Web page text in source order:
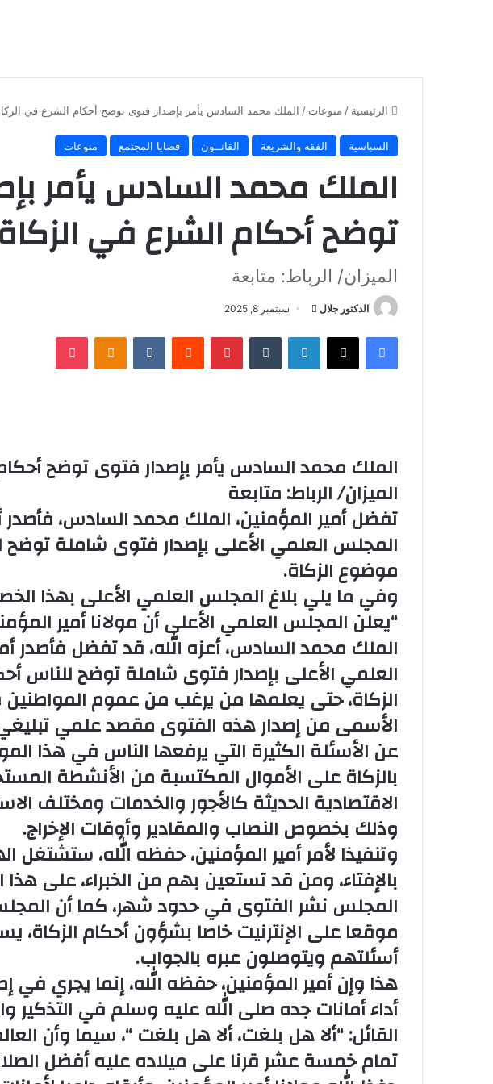
الرئيسية / منوعات / الملك محمد السادس يأمر بإصدار فتوى توضح أحكام الشرع في
السياسية الفقه والشريعة القانــون قضايا المجتمع منوعات
الملك محمد السادس يأمر
توضح أحكام الشرع في الزكاة
الميزان/ الرباط: متابعة
الدكتور جلال
أرسل
إلكترونيا
سبتمبر 8, 2025
فيسبوك X لينكدإن بينتيريست Odnoklassniki
بوكيت
الملك محمد السادس يأمر بإصدار فتوى توضح
الميزان/ الرباط: متابعة
تفضل أمير المؤمنين، الملك محمد السادس، فأصدر
المجلس العلمي الأعلى بإصدار فتوى شاملة
موضوع الزكاة.
وفي ما يلي بلاغ المجلس العلمي الأعلى بهذا
“يعلن المجلس العلمي الأعلى أن مولانا أمير
الملك محمد السادس، أعزه الله، قد تفضل فأصدر
العلمي الأعلى بإصدار فتوى شاملة توضح للناس
الزكاة، حتى يعلمها من يرغب من عموم
الأسمى من إصدار هذه الفتوى مقصد علمي
عن الأسئلة الكثيرة التي يرفعها الناس في هذا
بالزكاة على الأموال المكتسبة من الأنشطة
الاقتصادية الحديثة كالأجور والخدمات ومختلف
وذلك بخصوص النصاب والمقادير وأوقات الإخراج.
وتنفيذا لأمر أمير المؤمنين، حفظه الله، ستشتغل
بالإفتاء، ومن قد تستعين بهم من الخبراء، على
المجلس نشر الفتوى في حدود شهر، كما أن
موقعا على الإنترنيت خاصا بشؤون أحكام الزكاة،
أسئلتهم ويتوصلون عبره بالجواب.
هذا وإن أمير المؤمنين، حفظه الله، إنما يجري في
أداء أمانات جده صلى الله عليه وسلم في التذكير
القائل: “ألا هل بلغت، ألا هل بلغت “، سيما وأن
تمام خمسة عشر قرنا على ميلاده عليه أفضل